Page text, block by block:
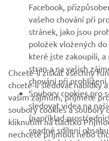
ZPRAVODAJ
Získejte jako první informace
speciálních akcích, nových
Přečtěte si naše Zásady
Facebook,
vašeho chování při
stránek, jako jsou
položek vložených
které jste zakoupili, a
stran a na vašich
chování při prohlížení.
Soubory cookies pro
sledovat videa na
(například
snadné sdílení
Chcete-li získat všechny
chcete-li sledovat nabídky
vašim zájmům, přijměte
soubory cookies a soubory
kliknutím na tlačítko
nechcete přijmout nebo